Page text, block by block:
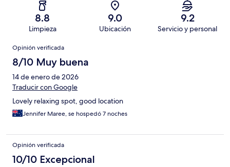
8.8
Limpieza
9.0
Ubicación
9.2
Servicio y personal
Opiniones
Opinión verificada
8/10 Muy buena
14 de enero de 2026
Traducir con Google
Lovely relaxing spot, good location
Jennifer Maree, se hospedó 7 noches
Opinión verificada
10/10 Excepcional